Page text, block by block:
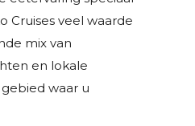
Cruises veel waarde
mix van
en lokale
waar u